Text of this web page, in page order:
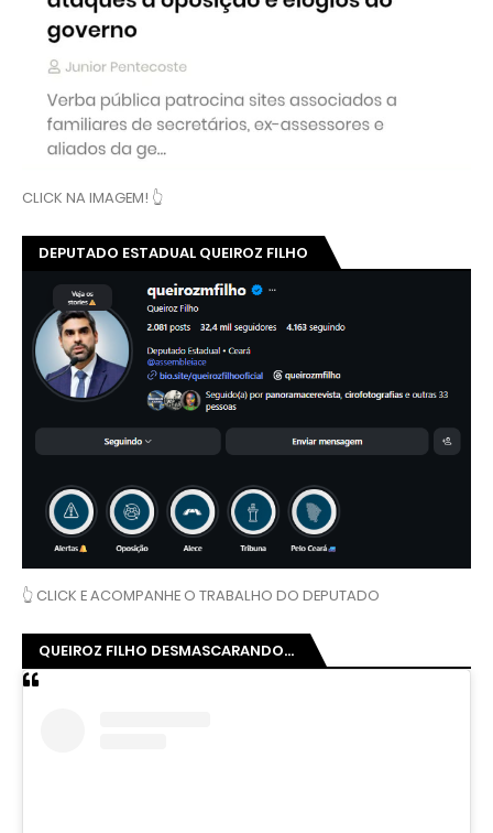
CLICK NA IMAGEM! 👆
DEPUTADO ESTADUAL QUEIROZ FILHO
👆 CLICK E ACOMPANHE O TRABALHO DO DEPUTADO
QUEIROZ FILHO DESMASCARANDO...